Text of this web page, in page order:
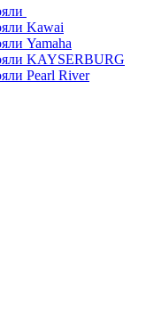
Kawai
Yamaha
KAYSERBURG
Pearl River